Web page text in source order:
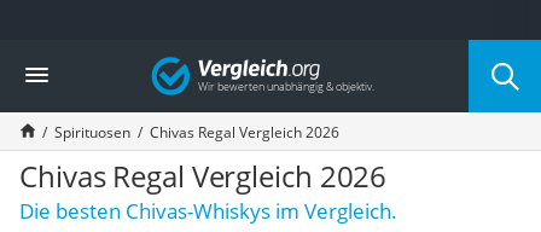
Die beliebtesten Vergleiche nach Kategorie
Lebensmittel
Schwarzkümmelöl
Knäckebrot
Schwarzkümmelöl-Kapseln
Manukahonig
Eiklar
Vergleich
Spirituosen Chivas Regal Vergleich 2026
Chivas Regal Vergleich 2026
Die besten Chivas-Whiskys im Vergleich.